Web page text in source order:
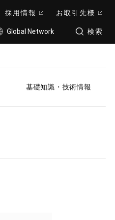
採用情報 お取引先様
Global Network 検索
基礎知識・技術情報